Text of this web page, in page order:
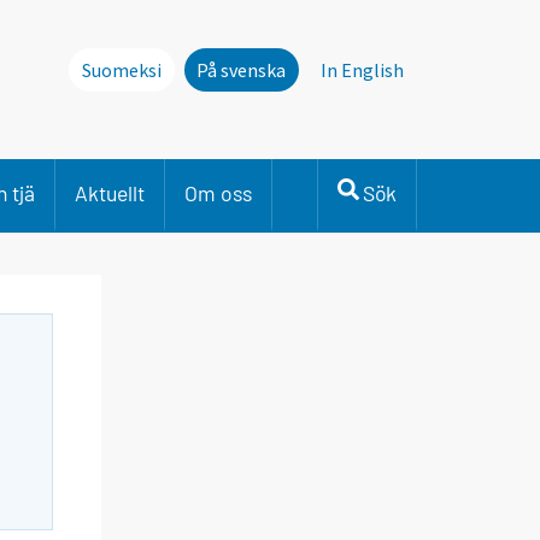
Suomeksi På svenska In English
tjä Aktuellt Om oss Sök